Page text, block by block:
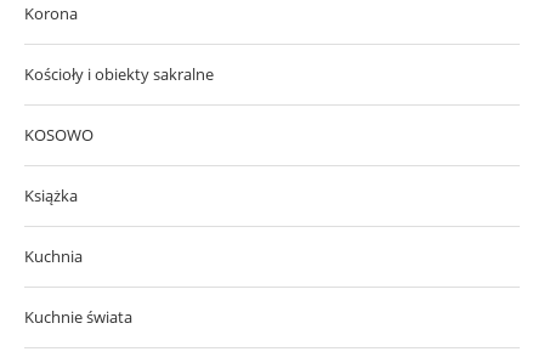
Korona
Kościoły i obiekty sakralne
KOSOWO
Książka
Kuchnia
Kuchnie świata